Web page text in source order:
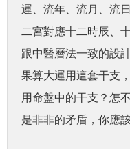
運、流年、流月、流
二宮對應十二時辰、
跟中醫曆法一致的設
果算大運用這套干支
用命盤中的干支？怎
是非非的矛盾，你應該